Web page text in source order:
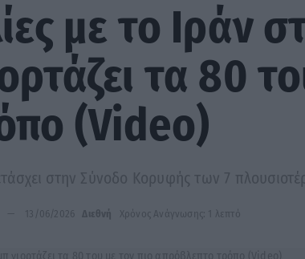
με το Ιράν
τα 80
(Video)
στην Σύνοδο Κορυφής των 7
13/06/2026 Διεθνή Χρόνος Ανάγνωσης: 1 λεπτό